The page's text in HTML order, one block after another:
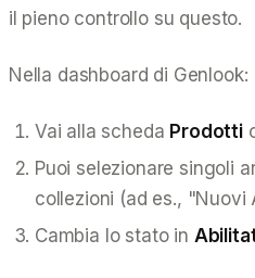
il pieno controllo su questo.
Nella dashboard di Genlook:
Vai alla scheda Prodotti
Puoi selezionare singoli
collezioni (ad es., "Nuovi
Cambia lo stato in